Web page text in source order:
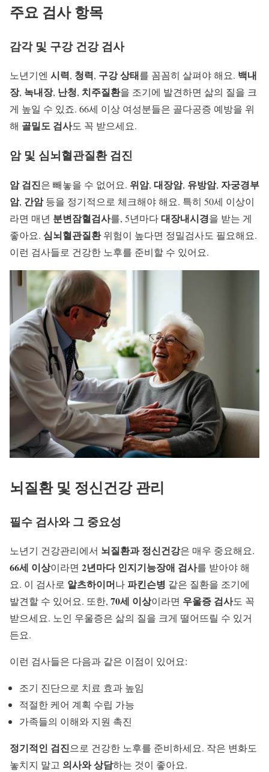
주요 검사 항목
감각 및 구강 건강 검사
노년기엔 시력, 청력, 구강 상태를 꼼꼼히 살펴야 해요. 백내
장, 녹내장, 난청, 치주질환을 조기에 발견하면 삶의 질을 크
게 높일 수 있죠. 66세 이상 여성분들은 골다공증 예방을 위
해 골밀도 검사도 꼭 받으세요.
암 및 심뇌혈관질환 검진
암 검진은 빼놓을 수 없어요. 위암, 대장암, 유방암, 자궁경부
암, 간암등을 정기적으로 체크해야 해요. 특히 50세 이상이
라면 매년 분변잠혈검사를, 5년마다대장내시경을 받는 게
좋아요. 심뇌혈관질환위험이 높다면 정밀검사도 필요해요.
이런 검사들로 건강한 노후를 준비할 수 있어요.
뇌질환 및 정신건강 관리
필수 검사와 그 중요성
노년기 건강관리에서 뇌질환과 정신건강은 매우 중요해요.
66세 이상이라면 2년마다 인지기능장애 검사를 받아야 해
요. 이 검사로 알츠하이머나파킨슨병 같은 질환을 조기에
발견할 수 있어요. 또한, 70세 이상이라면 우울증 검사도 꼭
받으세요. 노인 우울증은 삶의 질을 크게 떨어뜨릴 수 있거
든요.
이런 검사들은 다음과 같은 이점이 있어요:
조기 진단으로 치료 효과 높임
적절한 케어 계획 수립 가능
가족들의 이해와 지원 촉진
정기적인 검진으로 건강한 노후를 준비하세요. 작은 변화도
놓치지 말고 의사와 상담하는 것이 좋아요.